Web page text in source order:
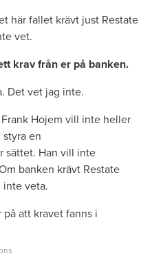
här fallet krävt just Restate
vet.
krav från er på banken.
Det vet jag inte.
Hojem vill inte heller
styra en
sättet. Han vill inte
banken krävt Restate
inte veta.
att kravet fanns i